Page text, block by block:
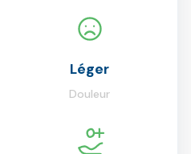
Léger
Douleur